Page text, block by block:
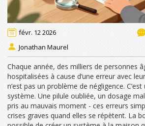
févr. 12 2026
Jonathan Maurel
Chaque année, des milliers de personnes
hospitalisées à cause d’une erreur avec
n’est pas un problème de négligence.
système. Une pilule oubliée, un dosage
pris au mauvais moment - ces erreurs
crises graves quand elles se répètent. La